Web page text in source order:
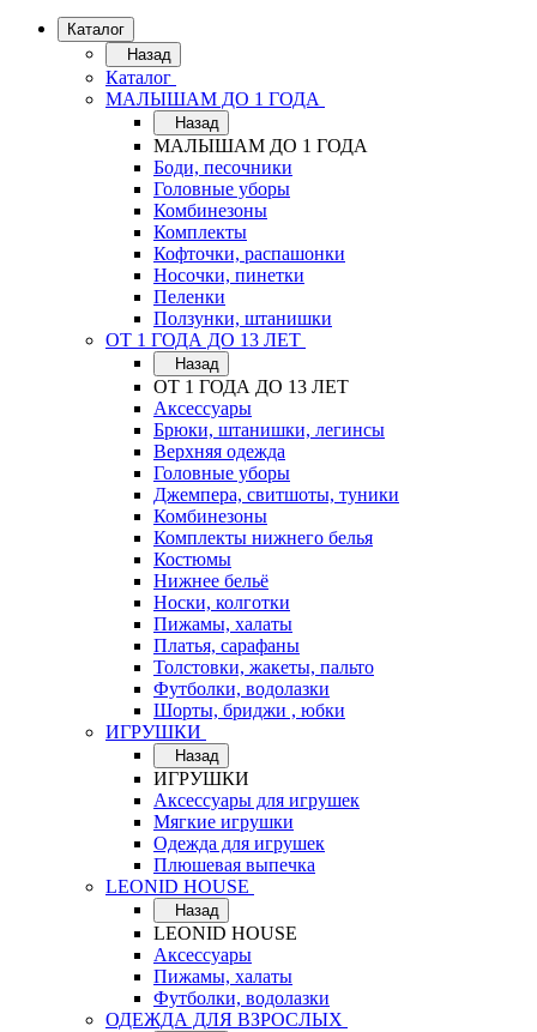
Каталог
Назад
Каталог
МАЛЫШАМ ДО 1 ГОДА
Назад
МАЛЫШАМ ДО 1 ГОДА
Боди, песочники
Головные уборы
Комбинезоны
Комплекты
Кофточки, распашонки
Носочки, пинетки
Пеленки
Ползунки, штанишки
ОТ 1 ГОДА ДО 13 ЛЕТ
Назад
ОТ 1 ГОДА ДО 13 ЛЕТ
Аксессуары
Брюки, штанишки, легинсы
Верхняя одежда
Головные уборы
Джемпера, свитшоты, туники
Комбинезоны
Комплекты нижнего белья
Костюмы
Нижнее бельё
Носки, колготки
Пижамы, халаты
Платья, сарафаны
Толстовки, жакеты, пальто
Футболки, водолазки
Шорты, бриджи , юбки
ИГРУШКИ
Назад
ИГРУШКИ
Аксессуары для игрушек
Мягкие игрушки
Одежда для игрушек
Плюшевая выпечка
LEONID HOUSE
Назад
LEONID HOUSE
Аксессуары
Пижамы, халаты
Футболки, водолазки
ОДЕЖДА ДЛЯ ВЗРОСЛЫХ